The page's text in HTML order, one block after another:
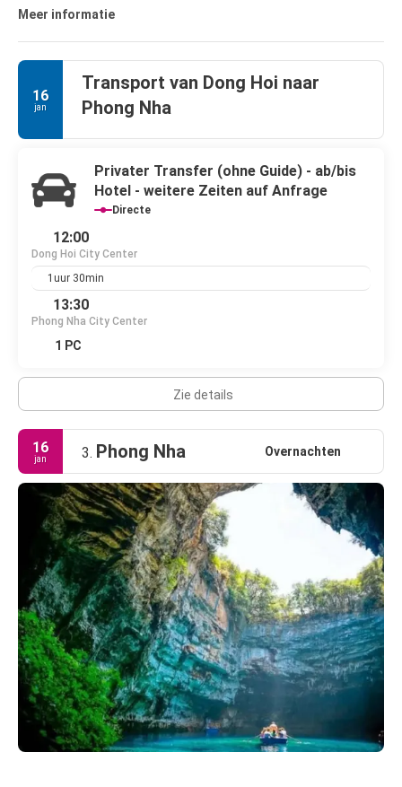
Meer informatie
16
jan
Transport van Dong Hoi naar
Phong Nha
Privater Transfer (ohne Guide) - ab/bis
Hotel - weitere Zeiten auf Anfrage
Directe
12:00
Dong Hoi City Center
1uur 30min
13:30
Phong Nha City Center
1 PC
Zie details
16
jan 3. Phong Nha Overnachten